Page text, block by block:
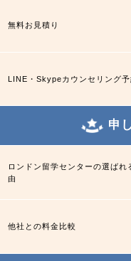
無料お見積り
LINE・Skypeカウンセリング予
申
ロンドン留学センターの選ばれ
由
他社との料金比較